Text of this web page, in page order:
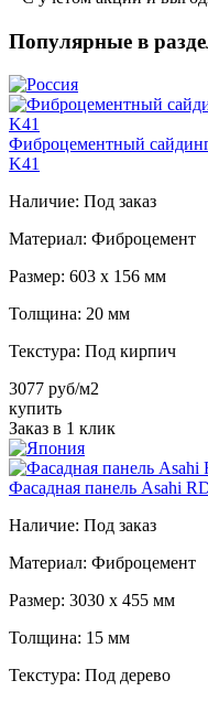
Популярные в
Фиброцементный
K41
Наличие: Под заказ
Материал: Фиброцемент
Размер: 603 х 156 мм
Толщина: 20 мм
Текстура: Под кирпич
3077 руб/м2
купить
Заказ в 1 клик
Фасадная панель Asahi
Наличие: Под заказ
Материал: Фиброцемент
Размер: 3030 х 455 мм
Толщина: 15 мм
Текстура: Под дерево